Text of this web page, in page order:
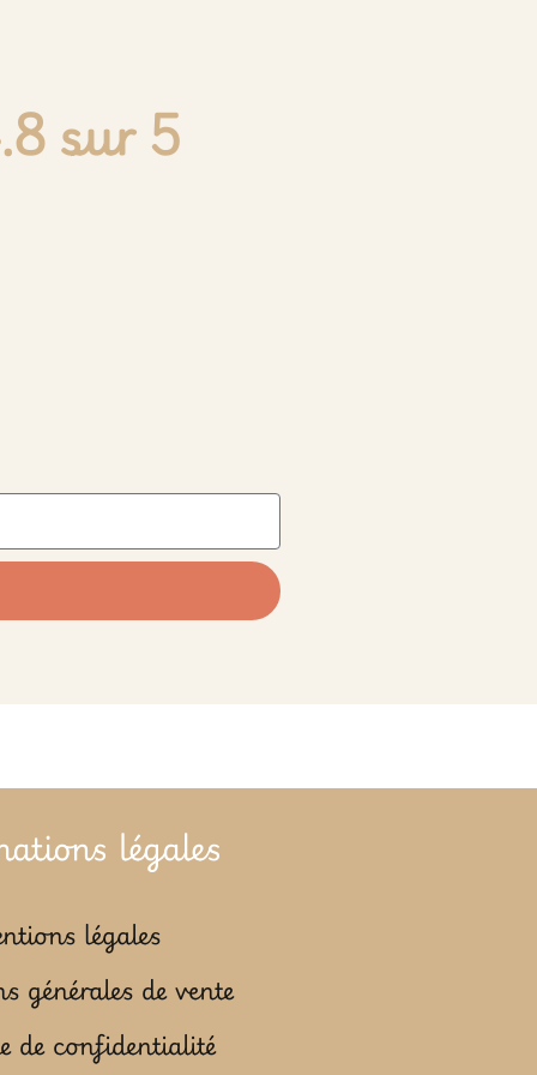
sur 5
légales
légales
générales de vente
de confidentialité